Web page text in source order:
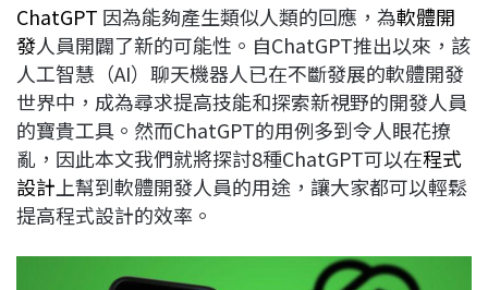
b
o
o
k
a
d
s
e
d
I
n
L
i
n
k
ChatGPT 因為能夠產生類似人類的回應，為軟體開
發人員開闢了新的可能性。自ChatGPT推出以來，該
人工智慧（AI）聊天機器人已在不斷發展的軟體開發
世界中，成為尋求提高技能和探索新視野的開發人員
的寶貴工具。然而ChatGPT的用例多到令人眼花撩
亂，因此本文我們就將探討8種ChatGPT可以在程式
設計 上幫到軟體開發人員的用途，讓大家都可以輕鬆
提高程式設計的效率。